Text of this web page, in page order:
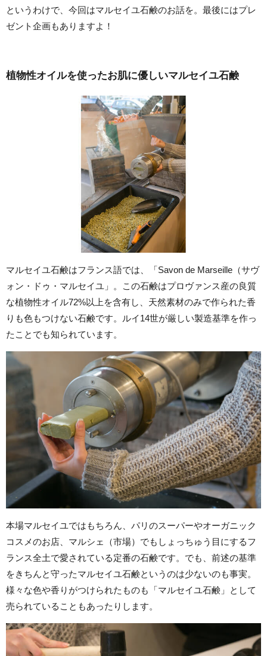
というわけで、今回はマルセイユ石鹸のお話を。最後にはプレ
ゼント企画もありますよ！
植物性オイルを使ったお肌に優しいマルセイユ石鹸
マルセイユ石鹸はフランス語では、「Savon de Marseille（サヴ
ォン・ドゥ・マルセイユ」。この石鹸はプロヴァンス産の良質
な植物性オイル72%以上を含有し、天然素材のみで作られた香
りも色もつけない石鹸です。ルイ14世が厳しい製造基準を作っ
たことでも知られています。
本場マルセイユではもちろん、パリのスーパーやオーガニック
コスメのお店、マルシェ（市場）でもしょっちゅう目にするフ
ランス全土で愛されている定番の石鹸です。でも、前述の基準
をきちんと守ったマルセイユ石鹸というのは少ないのも事実。
様々な色や香りがつけられたものも「マルセイユ石鹸」として
売られていることもあったりします。